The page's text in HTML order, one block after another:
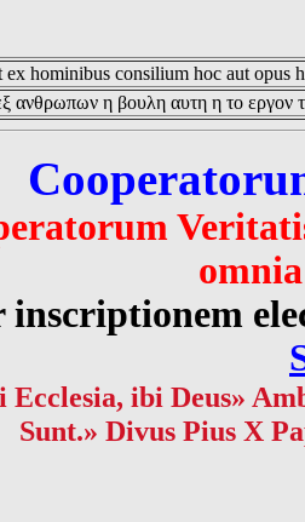
ex hominibus consilium hoc aut opus
ανθρωπων η βουλη αυτη η το εργον
inscriptionem
Ecclesia, ibi Deus»
Sunt.» Divus Pius X